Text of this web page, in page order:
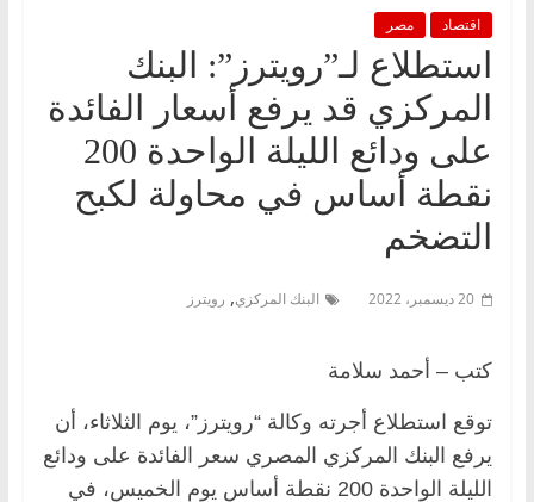
اقتصاد مصر
استطلاع لـ”رويترز”: البنك
المركزي قد يرفع أسعار الفائدة
على ودائع الليلة الواحدة 200
نقطة أساس في محاولة لكبح
التضخم
20 ديسمبر، 2022 البنك المركزي, رويترز
كتب – أحمد سلامة
توقع استطلاع أجرته وكالة “رويترز”، يوم الثلاثاء، أن
يرفع البنك المركزي المصري سعر الفائدة على ودائع
الليلة الواحدة 200 نقطة أساس يوم الخميس، في